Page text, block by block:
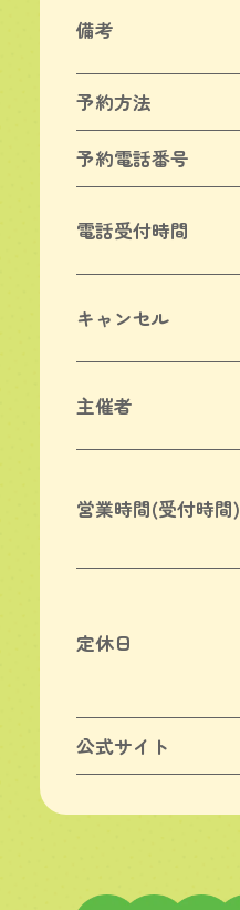
備考
予約方法
予約電話番号
電話受付時間
キャンセル
主催者
営業時間(受付時間)
定休日
公式サイト